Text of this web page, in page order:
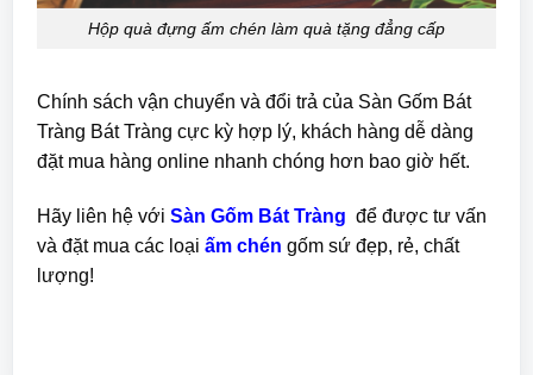
Hộp quà đựng ấm chén làm quà tặng đẳng cấp
Chính sách vận chuyển và đổi trả của Sàn Gốm Bát
Tràng Bát Tràng cực kỳ hợp lý, khách hàng dễ dàng
đặt mua hàng online nhanh chóng hơn bao giờ hết.
Hãy liên hệ với Sàn Gốm Bát Tràng để được tư vấn
và đặt mua các loại ấm chén gốm sứ đẹp, rẻ, chất
lượng!